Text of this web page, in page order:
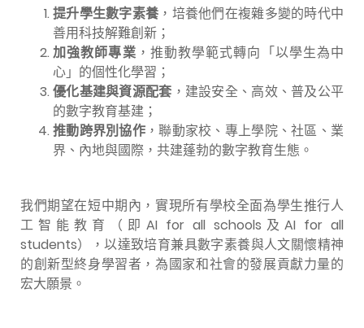
提升學生數字素養 ，培養他們在複雜多變的時代中
善用科技解難創新；
加強教師專業 ，推動教學範式轉向「以學生為中
心」的個性化學習；
優化基建與資源配套 ，建設安全、高效、普及公平
的數字教育基建；
推動跨界別協作 ，聯動家校、專上學院、社區、業
界、內地與國際，共建蓬勃的數字教育生態。
我們期望在短中期內，實現所有學校全面為學生推行人
工智能教育（即AI for all schools及AI for all
students），以達致培育兼具數字素養與人文關懷精神
的創新型終身學習者，為國家和社會的發展貢獻力量的
宏大願景。